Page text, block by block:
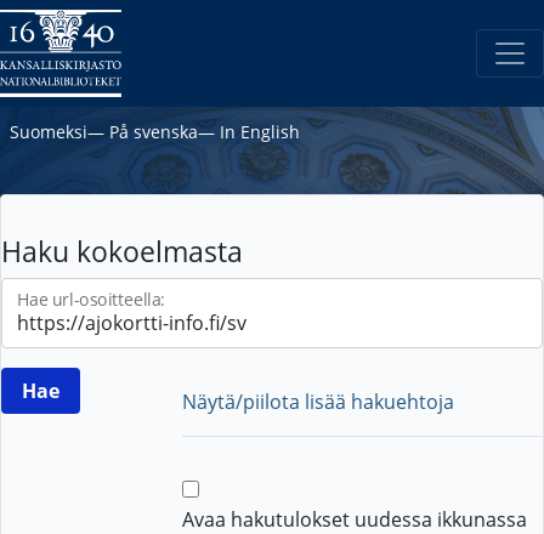
Suomeksi― På svenska― In English
Haku kokoelmasta
Hae url-osoitteella:
Näytä/piilota lisää hakuehtoja
Avaa hakutulokset uudessa ikkunassa